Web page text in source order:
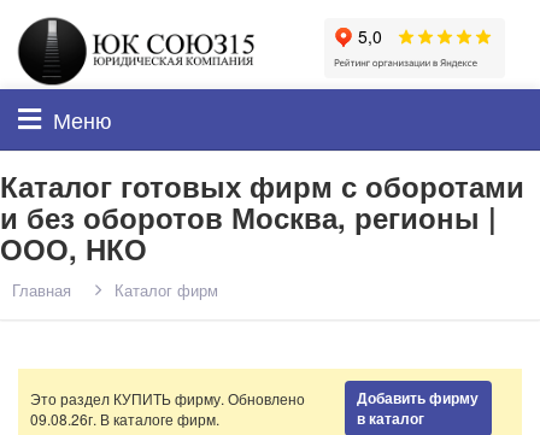
Меню
Каталог готовых фирм с оборотами
и без оборотов Москва, регионы |
ООО, НКО
Главная Каталог фирм
Это раздел КУПИТЬ фирму. Обновлено
09.08.26г. В каталоге фирм.
Добавить фирму
в каталог